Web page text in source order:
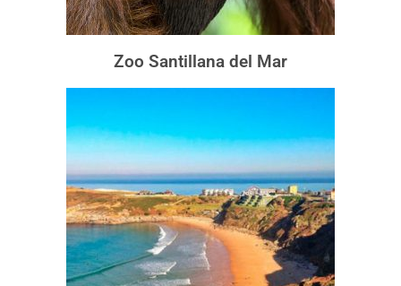
Zoo Santillana del Mar